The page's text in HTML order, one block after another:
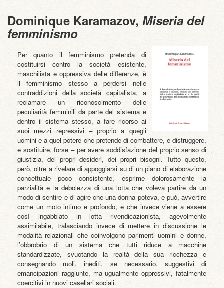
Dominique Karamazov, Miseria del
femminismo
Per quanto il femminismo pretenda di
costituirsi contro la società esistente,
maschilista e oppressiva delle differenze, è
il femminismo stesso a perdersi nelle
contraddizioni della società capitalista, a
reclamare un riconoscimento delle
peculiarità femminili da parte del sistema e
dentro il sistema stesso, a fare ricorso ai
suoi mezzi repressivi – proprio a quegli
uomini e a quel potere che pretende di combattere, e distruggere,
e sostituire, forse – per avere soddisfazione del proprio senso di
giustizia, dei propri desideri, dei propri bisogni. Tutto questo,
però, oltre a rivelare di appoggiarsi su di un piano di elaborazione
concettuale poco consistente, esprime dolorosamente la
parzialità e la debolezza di una lotta che voleva partire da un
modo di sentire e di agire che una donna poteva, e può, avvertire
come un moto intimo e profondo, e che invece viene a essere
così ingabbiato in lotta rivendicazionista, agevolmente
assimilabile, tralasciando invece di mettere in discussione le
modalità relazionali che coinvolgono parimenti uomini e donne,
l’obbrobrio di un sistema che tutti riduce a macchine
standardizzate, svuotando la realtà della sua ricchezza e
consegnando ruoli, inediti, se necessario, suggestivi di
emancipazioni raggiunte, ma ugualmente oppressivi, fatalmente
coercitivi in nuovi casellari sociali.